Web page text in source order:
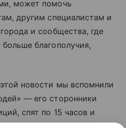
может помочь
другим специалистам и
и сообщества, где
благополучия,
новости мы вспомнили
— его сторонники
спят по 15 часов и
не желая ускорять